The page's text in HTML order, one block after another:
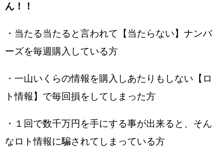
ん！！
・当たる当たると言われて【当たらない】ナンバ
ーズを毎週購入している方
・一山いくらの情報を購入しあたりもしない【ロ
ト情報】で毎回損をしてしまった方
・１回で数千万円を手にする事が出来ると、そん
なロト情報に騙されてしまっている方